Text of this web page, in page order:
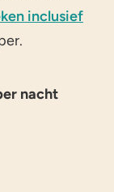
inclusief
nacht